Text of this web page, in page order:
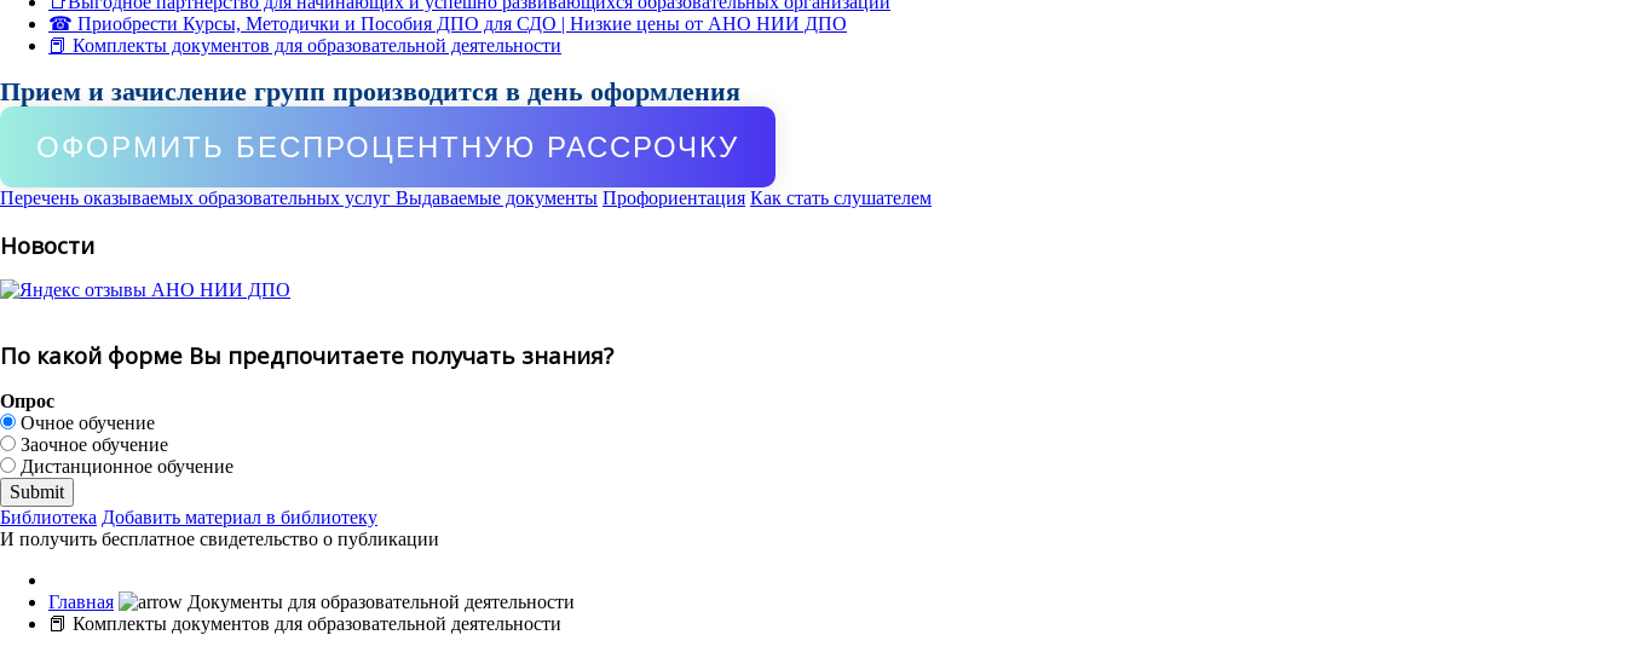
☎ Приобрести Курсы, Методички и Пособия ДПО для СДО | Низкие цены от АНО НИИ ДПО
📕 Комплекты документов для образовательной деятельности
Прием и зачисление групп производится в день оформления
ОФОРМИТЬ БЕСПРОЦЕНТНУЮ РАССРОЧКУ
Перечень оказываемых образовательных услуг Выдаваемые документы Профориентация Как стать слушателем
Новости
По какой форме Вы предпочитаете получать знания?
Опрос
Очное обучение
Заочное обучение
Дистанционное обучение
Библиотека Добавить материал в библиотеку
И получить бесплатное свидетельство о публикации
Главная
📕 Комплекты документов для образовательной деятельности